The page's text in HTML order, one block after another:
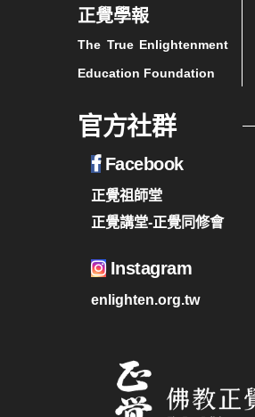
正覺學報
The True Enlightenment
Education Foundation
官方社群
Facebook
正覺祖師堂
正覺講堂-正覺同修會
Instagram
enlighten.org.tw